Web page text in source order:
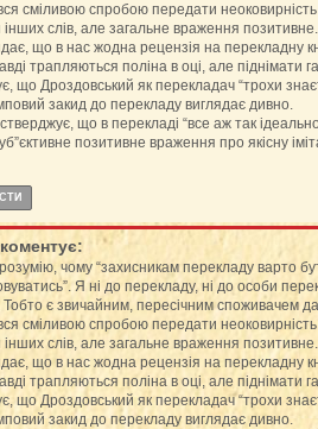
сміливою спробою передати
інших слів, але загальне враження позитивне.
що в нас жодна рецензія на перекладну
трапляються поліна в оці, але піднімати
що Дроздовський як перекладач “трохи
закид до перекладу виглядає дивно.
що в перекладі “все аж так
позитивне враження про якісну
коментує:
чому “захисникам перекладу варто
Я ні до перекладу, ні до особи
Тобто є звичайним, пересічним споживачем
сміливою спробою передати
інших слів, але загальне враження позитивне.
що в нас жодна рецензія на перекладну
трапляються поліна в оці, але піднімати
що Дроздовський як перекладач “трохи
закид до перекладу виглядає дивно.